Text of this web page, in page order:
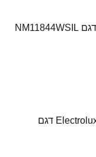
מכונת כביסה פתח עליון 7 ק”ג צג דיגיטלי Electrolux דגם